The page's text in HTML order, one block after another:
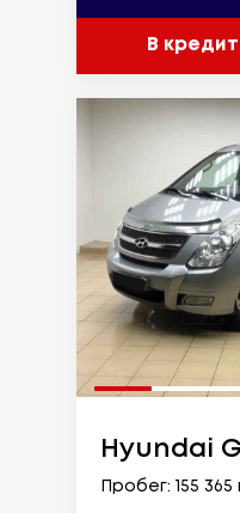
В
Hyundai
Пробег: 155 365